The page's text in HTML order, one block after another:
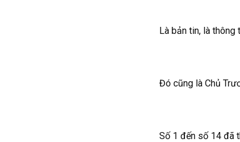
Là bản tin, là
Đó cũng là Chủ
Số 1 đến số 14 đã